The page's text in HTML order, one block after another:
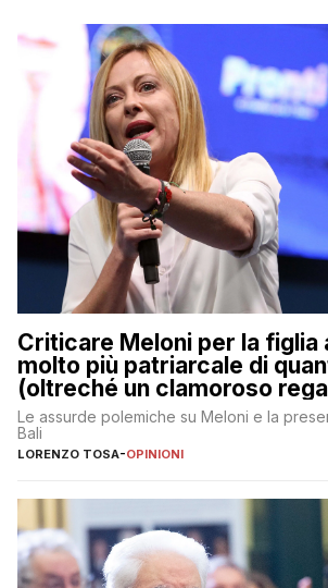
Criticare Meloni per la figlia
molto più patriarcale di
(oltreché un clamoroso
Le assurde polemiche su Meloni e la
Bali
LORENZO TOSA-OPINIONI